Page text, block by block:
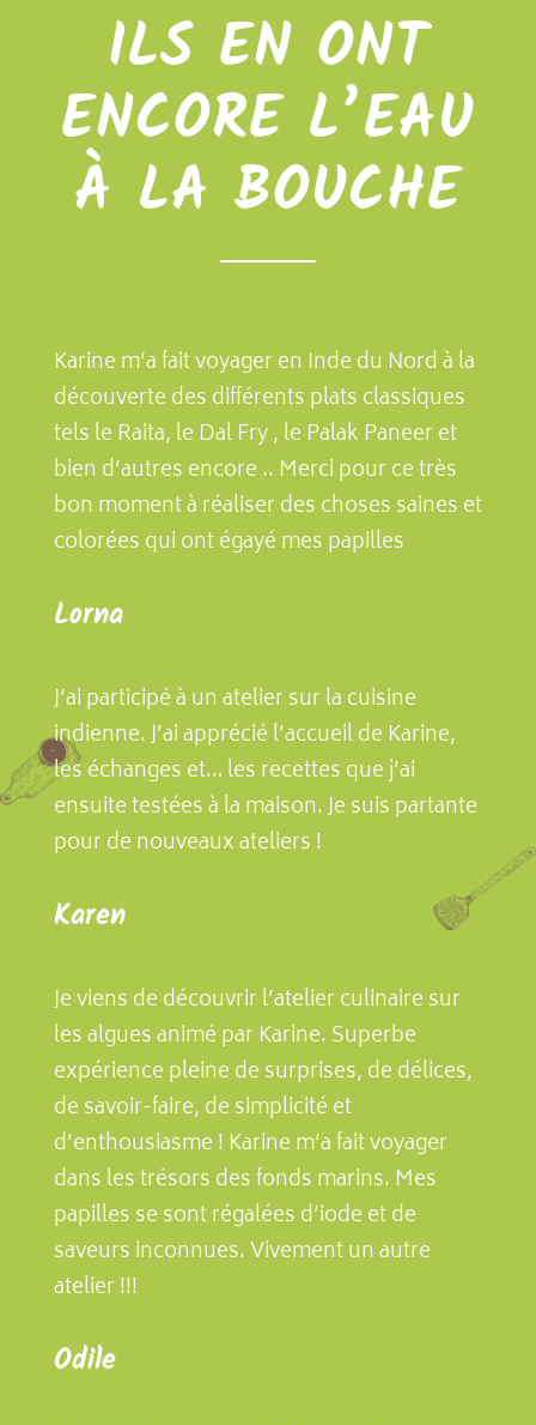
ILS EN ONT
ENCORE L’EAU
À LA BOUCHE
Karine m’a fait voyager en Inde du Nord à la
découverte des différents plats classiques
tels le Raita, le Dal Fry , le Palak Paneer et
bien d’autres encore .. Merci pour ce très
bon moment à réaliser des choses saines et
colorées qui ont égayé mes papilles
Lorna
J’ai participé à un atelier sur la cuisine
indienne. J’ai apprécié l’accueil de Karine,
les échanges et… les recettes que j’ai
ensuite testées à la maison. Je suis partante
pour de nouveaux ateliers !
Karen
Je viens de découvrir l’atelier culinaire sur
les algues animé par Karine. Superbe
expérience pleine de surprises, de délices,
de savoir-faire, de simplicité et
d’enthousiasme ! Karine m’a fait voyager
dans les trésors des fonds marins. Mes
papilles se sont régalées d’iode et de
saveurs inconnues. Vivement un autre
atelier !!!
Odile